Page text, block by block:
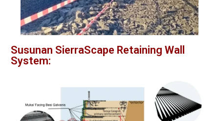
Susunan SierraScape Retaining Wall
System: